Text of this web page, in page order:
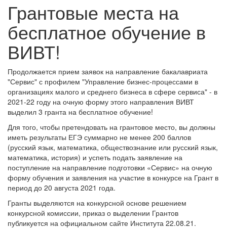
Грантовые места на
бесплатное обучение в
ВИВТ!
Продолжается прием заявок на направление бакалавриата
"Сервис" с профилем "Управление бизнес-процессами в
организациях малого и среднего бизнеса в сфере сервиса" - в
2021-22 году на очную форму этого направления ВИВТ
выделил 3 гранта на бесплатное обучение!
Для того, чтобы претендовать на грантовое место, вы должны
иметь результаты ЕГЭ суммарно не менее 200 баллов
(русский язык, математика, обществознание или русский язык,
математика, история) и успеть подать заявление на
поступление на направление подготовки «Сервис» на очную
форму обучения и заявления на участие в конкурсе на Грант в
период до 20 августа 2021 года.
Гранты выделяются на конкурсной основе решением
конкурсной комиссии, приказ о выделении Грантов
публикуется на официальном сайте Института 22.08.21.